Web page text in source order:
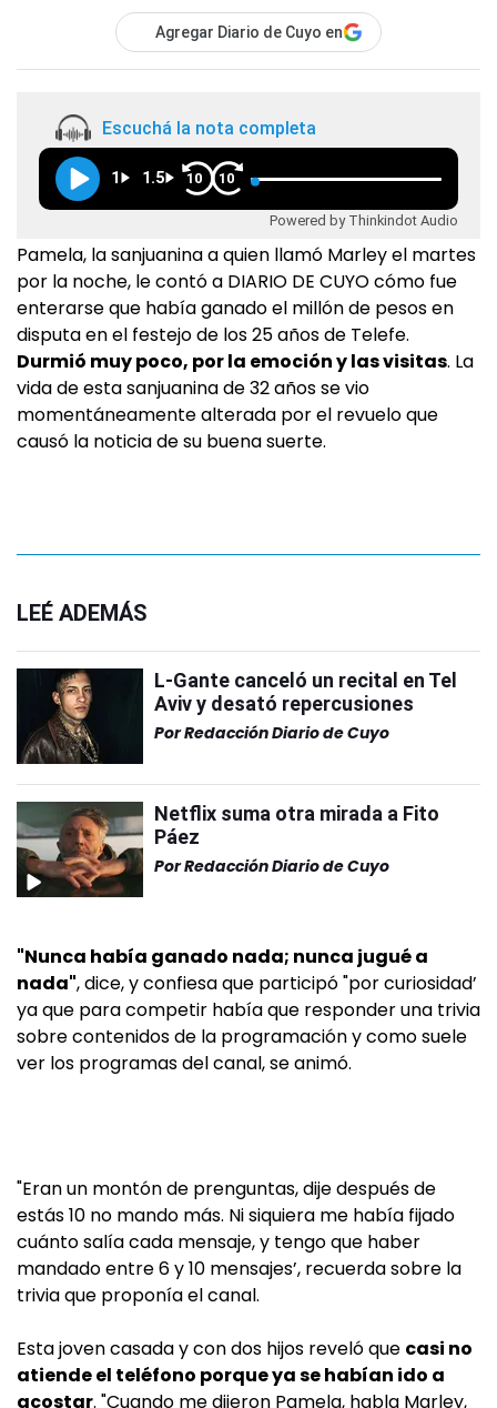
Agregar Diario de Cuyo en
Escuchá la nota completa
1 1.5 10 10
Powered by Thinkindot Audio
Pamela, la sanjuanina a quien llamó Marley el martes
por la noche, le contó a DIARIO DE CUYO cómo fue
enterarse que había ganado el millón de pesos en
disputa en el festejo de los 25 años de Telefe.
Durmió muy poco, por la emoción y las visitas. La
vida de esta sanjuanina de 32 años se vio
momentáneamente alterada por el revuelo que
causó la noticia de su buena suerte.
LEÉ ADEMÁS
L-Gante canceló un recital en Tel
Aviv y desató repercusiones
PorRedacción Diario de Cuyo
Netflix suma otra mirada a Fito
Páez
PorRedacción Diario de Cuyo
"Nunca había ganado nada; nunca jugué a
nada", dice, y confiesa que participó "por curiosidad’
ya que para competir había que responder una trivia
sobre contenidos de la programación y como suele
ver los programas del canal, se animó.
"Eran un montón de prenguntas, dije después de
estás 10 no mando más. Ni siquiera me había fijado
cuánto salía cada mensaje, y tengo que haber
mandado entre 6 y 10 mensajes’, recuerda sobre la
trivia que proponía el canal.
Esta joven casada y con dos hijos reveló que casi no
atiende el teléfono porque ya se habían ido a
acostar. "Cuando me dijeron Pamela, habla Marley,